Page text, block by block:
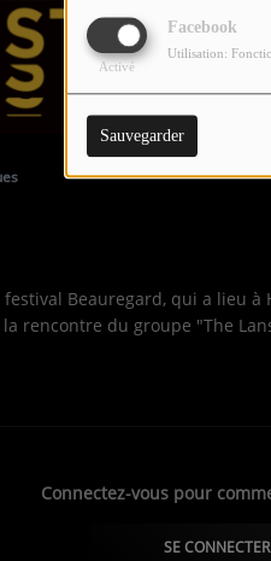
Facebook
Activé
Utilisation:
Sauvegarder
Beauregard, qui a lieu à
rencontre du groupe "The
Connectez-vous pour
SE CONNECTER